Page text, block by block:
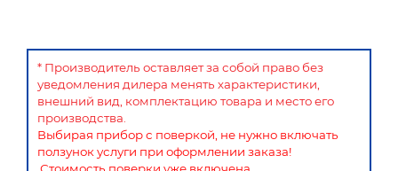
* Производитель оставляет за собой право без
уведомления дилера менять характеристики,
внешний вид, комплектацию товара и место его
производства.
Выбирая прибор с поверкой, не нужно включать
ползунок услуги при оформлении заказа!